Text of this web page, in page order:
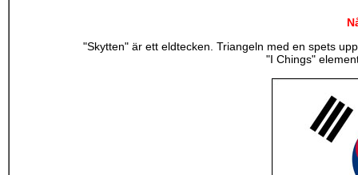
"Skytten" är ett eldtecken. Triangeln med en spets
"I Chings"